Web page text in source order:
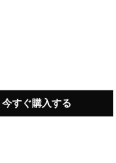
今すぐ購入する